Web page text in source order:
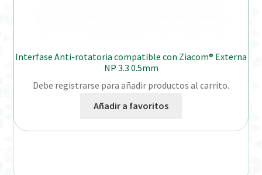
Interfase Anti-rotatoria compatible con Ziacom® Externa
NP 3.3 0.5mm
Debe registrarse para añadir productos al carrito.
Añadir a favoritos